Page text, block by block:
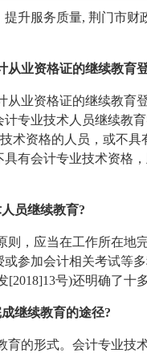
升服务质量, 荆门市财
从业资格证的继续教育
业资格证的继续教育
专业技术人员继续教
术资格的人员，或不
有会计专业技术资格
员继续教育?
，应当在工作所在地
参加会计相关考试等
号)还明确了十
继续教育的途径?
的形式。会计专业技